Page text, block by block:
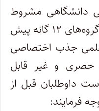
دانشگاهی مشروط
به قرار گرفتن در هر یک از گروه‌های ۱۲ گانه پیش
جذب اختصاصی
حصری و غیر قابل
داوطلبان قبل از
فرمایند: